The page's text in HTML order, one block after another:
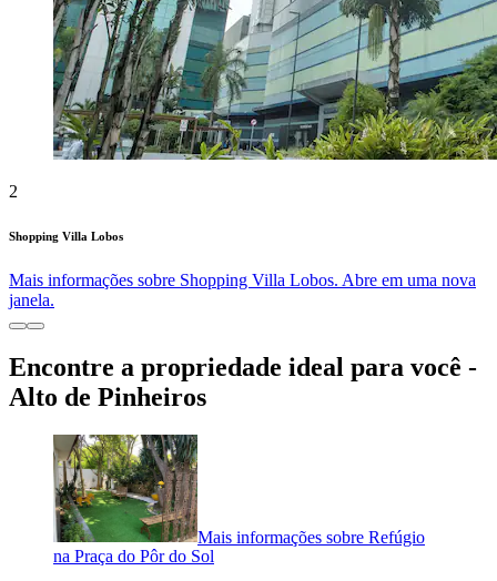
2
Shopping Villa Lobos
Mais informações sobre Shopping Villa Lobos. Abre em uma nova
janela.
Encontre a propriedade ideal para você -
Alto de Pinheiros
Mais informações sobre Refúgio
na Praça do Pôr do Sol